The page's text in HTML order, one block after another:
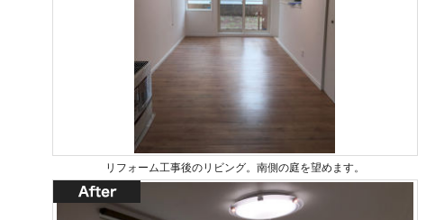
リフォーム工事後のリビング。南側の庭を望めます。